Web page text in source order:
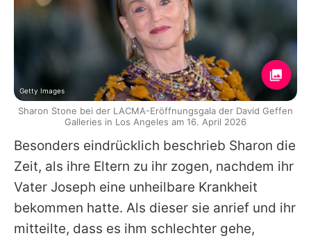
Besonders eindrücklich beschrieb Sharon die
Zeit, als ihre Eltern zu ihr zogen, nachdem ihr
Vater Joseph eine unheilbare Krankheit
bekommen hatte. Als dieser sie anrief und ihr
mitteilte, dass es ihm schlechter gehe,
Getty Images
Sharon Stone bei der LACMA-Eröffnungsgala der David Geffen
Galleries in Los Angeles am 16. April 2026